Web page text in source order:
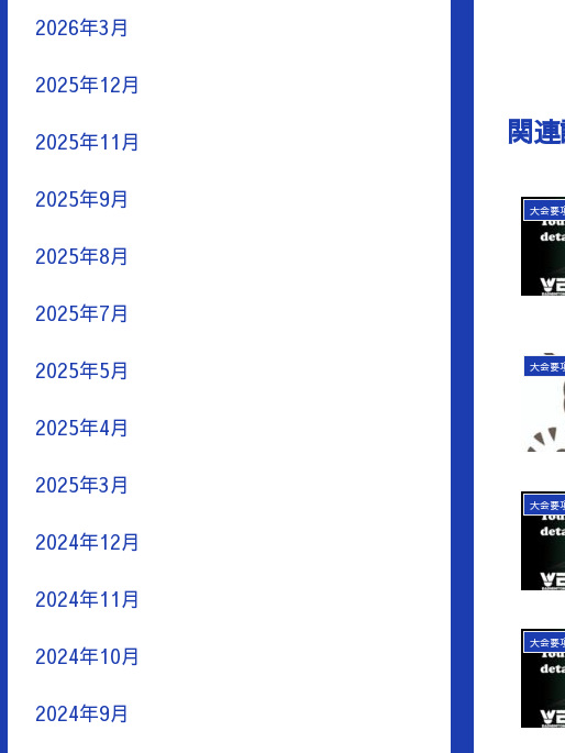
関
大会要
大会要
大会要
大会要
2026年3月
2025年12月
2025年11月
2025年9月
2025年8月
2025年7月
2025年5月
2025年4月
2025年3月
2024年12月
2024年11月
2024年10月
2024年9月